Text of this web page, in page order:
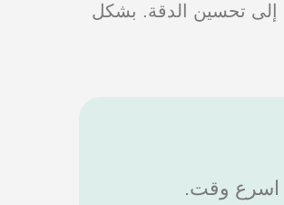
إلى تحسين الدقة. بشكل
اسرع وقت.